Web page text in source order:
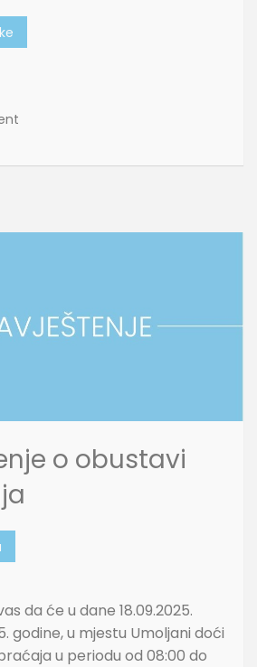
o obustavi
da će u dane 18.09.2025.
godine, u mjestu Umoljani doći
u periodu od 08:00 do